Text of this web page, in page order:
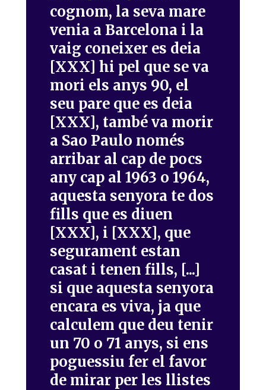
cognom, la seva mare
venia a Barcelona i la
vaig coneixer es deia
[XXX] hi pel que se va
mori els anys 90, el
seu pare que es deia
[XXX], també va morir
a Sao Paulo només
arribar al cap de pocs
any cap al 1963 o 1964,
aquesta senyora te dos
fills que es diuen
[XXX], i [XXX], que
segurament estan
casat i tenen fills, [...]
si que aquesta senyora
encara es viva, ja que
calculem que deu tenir
un 70 o 71 anys, si ens
poguessiu fer el favor
de mirar per les llistes